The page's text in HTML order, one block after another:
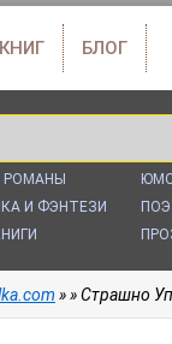
БЛОГ
И ФЭНТЕЗИ
»» Страшно